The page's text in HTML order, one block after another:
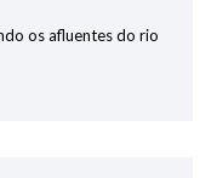
os afluentes do rio